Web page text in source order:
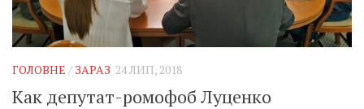
ГОЛОВНЕ / ЗАРАЗ 24 ЛИП, 2018
Как депутат-ромофоб Луценко